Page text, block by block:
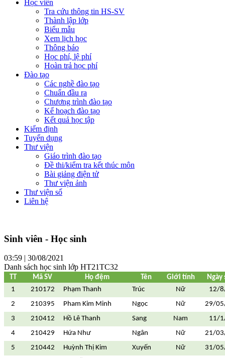
Học viên
Tra cứu thông tin HS-SV
Thành lập lớp
Biểu mẫu
Xem lịch học
Thông báo
Học phí, lệ phí
Hoàn trả học phí
Đào tạo
Các nghề đào tạo
Chuẩn đầu ra
Chương trình đào tạo
Kế hoạch đào tạo
Kết quả học tập
Kiểm định
Tuyển dụng
Thư viện
Giáo trình đào tạo
Đề thi/kiểm tra kết thúc môn
Bài giảng điện tử
Thư viện ảnh
Thư viện số
Liên hệ
Sinh viên - Học sinh
03:59 | 30/08/2021
Danh sách học sinh lớp HT21TC32
TT Mã SV Họ đệm Tên Giới tính
Ngày
1
210172 Phạm Thanh Trúc Nữ
12/
2
210395 Pham Kim Minh Ngọc Nữ
29/
3
210412 Hồ Lê Thanh Sang Nam
11/
4
210429 Hứa Như Ngân Nữ
21/
5
210442 Huỳnh Thị Kim Xuyến Nữ
31/